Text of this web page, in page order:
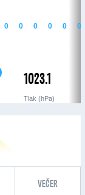
0 0 0 0 0 0
1023.1
Tlak (hPa)
VEČER